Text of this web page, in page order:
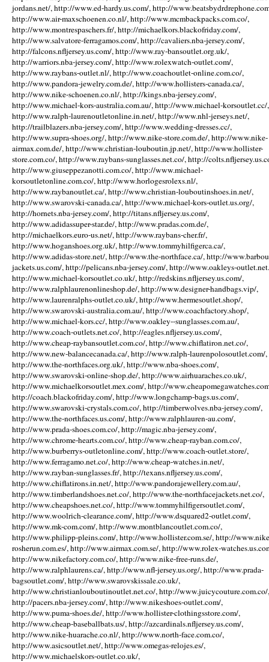
jordans.net/, http://www.ed-hardy.us.com/, http://
http://www.air-maxschoenen.co.nl/, http://www.mcmbackpacks.com.co/,
http://www.montrespaschers.fr/, http://michaelkors.blackofriday.com/,
http://www.salvatore-ferragamos.com/, http://cavaliers.nba-jersey.com/,
http://falcons.nfljersey.us.com/, http://www.ray-bansoutlet.org.uk/,
http://warriors.nba-jersey.com/, http://www.rolexwatch-outlet.com/,
http://www.raybans-outlet.nl/, http://www.coachoutlet-online.com.co/,
http://www.pandora-jewelry.com.de/, http://www.hollisters-canada.ca/,
http://www.nike-schoenen.co.nl/, http://kings.nba-jersey.com/,
http://www.michael-kors-australia.com.au/, http://www.michael-korsoutlet.cc/,
http://www.ralph-laurenoutletonline.in.net/, http://www.nhl-jerseys.net/,
http://trailblazers.nba-jersey.com/, http://www.wedding-dresses.cc/,
http://www.supra-shoes.org/, http://www.nike-store.com.de/, http://www.nike-
airmax.com.de/, http://www.christian-louboutin.jp.net/, http://www.hollister-
store.com.co/, http://www.raybans-sunglasses.net.co/, http://
http://www.giuseppezanotti.com.co/, http://www.michael-
korsoutletonline.com.co/, http://www.horlogesrolexs.nl/,
http://www.raybanoutlet.ca/, http://www.christian-louboutinshoes.in.net/,
http://www.swarovski-canada.ca/, http://www.michael-kors-outlet.us.org/,
http://hornets.nba-jersey.com/, http://titans.nfljersey.us.com/,
http://www.adidassuper-star.de/, http://www.pradas.com.de/,
http://michaelkors.euro-us.net/, http://www.raybans-cher.fr/,
http://www.hoganshoes.org.uk/, http://www.tommyhilfigerca.ca/,
http://www.adidas-store.net/, http://www.the-northface.ca/, http://
jackets.us.com/, http://pelicans.nba-jersey.com/, http://www.oakleys-
http://www.michael-korsoutlet.co.uk/, http://redskins.nfljersey.us.com/,
http://www.ralphlaurenonlineshop.de/, http://www.designer-handbags.vip/,
http://www.laurenralphs-outlet.co.uk/, http://www.hermesoutlet.shop/,
http://www.swarovski-australia.com.au/, http://www.coachfactory.shop/,
http://www.michael-kors.cc/, http://www.oakley--sunglasses.com.au/,
http://www.coach-outlets.net.co/, http://eagles.nfljersey.us.com/,
http://www.cheap-raybansoutlet.com.co/, http://www.chiflatiron.net.co/,
http://www.new-balancecanada.ca/, http://www.ralph-laurenpolosoutlet.com/,
http://www.the-northfaces.org.uk/, http://www.nba-shoes.com/,
http://www.swarovski-online-shop.de/, http://www.airhuaraches.co.uk/,
http://www.michaelkorsoutlet.mex.com/, http://
http://coach.blackofriday.com/, http://www.longchamp-bags.us.com/,
http://www.swarovski-crystals.com.co/, http://timberwolves.nba-jersey.com/,
http://www.the-northfaces.us.com/, http://www.ralphlauren-au.com/,
http://www.prada-shoes.com.co/, http://magic.nba-jersey.com/,
http://www.chrome-hearts.com.co/, http://www.cheap-rayban.com.co/,
http://www.burberrys-outletonline.com/, http://www.coach-outlet.store/,
http://www.ferragamo.net.co/, http://www.cheap-watches.in.net/,
http://www.rayban-sunglasses.fr/, http://texans.nfljersey.us.com/,
http://www.chiflatirons.in.net/, http://www.pandorajewellery.com.au/,
http://www.timberlandshoes.net.co/, http://www.the-northfacejackets.net.co/,
http://www.cheapshoes.net.co/, http://www.tommyhilfigersoutlet.com/,
http://www.woolrich-clearance.com/, http://www.dsquared2-outlet.com/,
http://www.mk-com.com/, http://www.montblancoutlet.com.co/,
http://www.philipp-pleins.com/, http://www.hollister.com.se/, http://
rosherun.com.es/, http://www.airmax.com.se/, http://www.rolex-
http://www.nikefactory.com.co/, http://www.nike-free-runs.de/,
http://www.ralphlaurens.ca/, http://www.nfl-jersey.us.org/, http://www.prada-
bagsoutlet.com/, http://www.swarovskissale.co.uk/,
http://www.christianlouboutinoutlet.net.co/, http://www.juicycouture.com.co/,
http://pacers.nba-jersey.com/, http://www.nikeshoes-outlet.com/,
http://www.puma-shoes.de/, http://www.hollister-clothingsstore.com/,
http://www.cheap-baseballbats.us/, http://azcardinals.nfljersey.us.com/,
http://www.nike-huarache.co.nl/, http://www.north-face.com.co/,
http://www.asicsoutlet.net/, http://www.omegas-relojes.es/,
http://www.michaelskors-outlet.co.uk/,